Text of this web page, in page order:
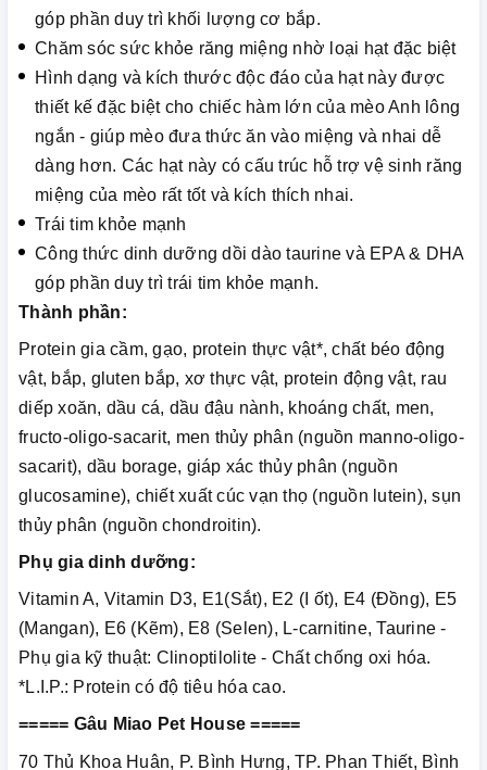
góp phần duy trì khối lượng cơ bắp.
Chăm sóc sức khỏe răng miệng nhờ loại hạt đặc biệt
Hình dạng và kích thước độc đáo của hạt này được
thiết kế đặc biệt cho chiếc hàm lớn của mèo Anh lông
ngắn - giúp mèo đưa thức ăn vào miệng và nhai dễ
dàng hơn. Các hạt này có cấu trúc hỗ trợ vệ sinh răng
miệng của mèo rất tốt và kích thích nhai.
Trái tim khỏe mạnh
Công thức dinh dưỡng dồi dào taurine và EPA & DHA
góp phần duy trì trái tim khỏe mạnh.
Thành phần:
Protein gia cầm, gạo, protein thực vật*, chất béo động
vật, bắp, gluten bắp, xơ thực vật, protein động vật, rau
diếp xoăn, dầu cá, dầu đậu nành, khoáng chất, men,
fructo-oligo-sacarit, men thủy phân (nguồn manno-oligo-
sacarit), dầu borage, giáp xác thủy phân (nguồn
glucosamine), chiết xuất cúc vạn thọ (nguồn lutein), sụn
thủy phân (nguồn chondroitin).
Phụ gia dinh dưỡng:
Vitamin A, Vitamin D3, E1(Sắt), E2 (I ốt), E4 (Đồng), E5
(Mangan), E6 (Kẽm), E8 (Selen), L-carnitine, Taurine -
Phụ gia kỹ thuật: Clinoptilolite - Chất chống oxi hóa.
*L.I.P.: Protein có độ tiêu hóa cao.
===== Gâu Miao Pet House =====
70 Thủ Khoa Huân, P. Bình Hưng, TP. Phan Thiết, Bình